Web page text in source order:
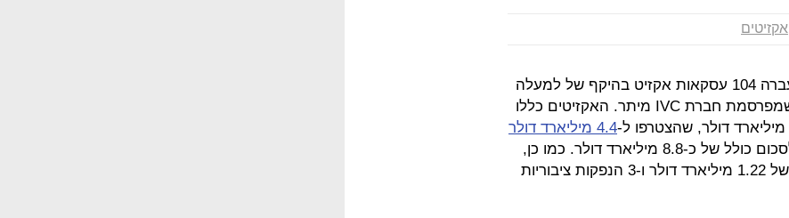
אקזיטים
חברות הייטק ישראליות סגרו בשנה שעברה 104 עסקאות אקזיט בהיקף של למעלה
מ-10 מיליארד דולר - כך עולה מדו"ח שמפרסמת חברת IVC מיתר. האקזיטים כללו
4.4 מיליארד דולר
על ידי תאגיד סיני, לסכום כולל של כ-8.8 מיליארד דולר. כמו כן,
כולל הסכום 8 עסקאות ביי-אאוט בסך של 1.22 מיליארד דולר ו-3 הנפקות ציבוריות